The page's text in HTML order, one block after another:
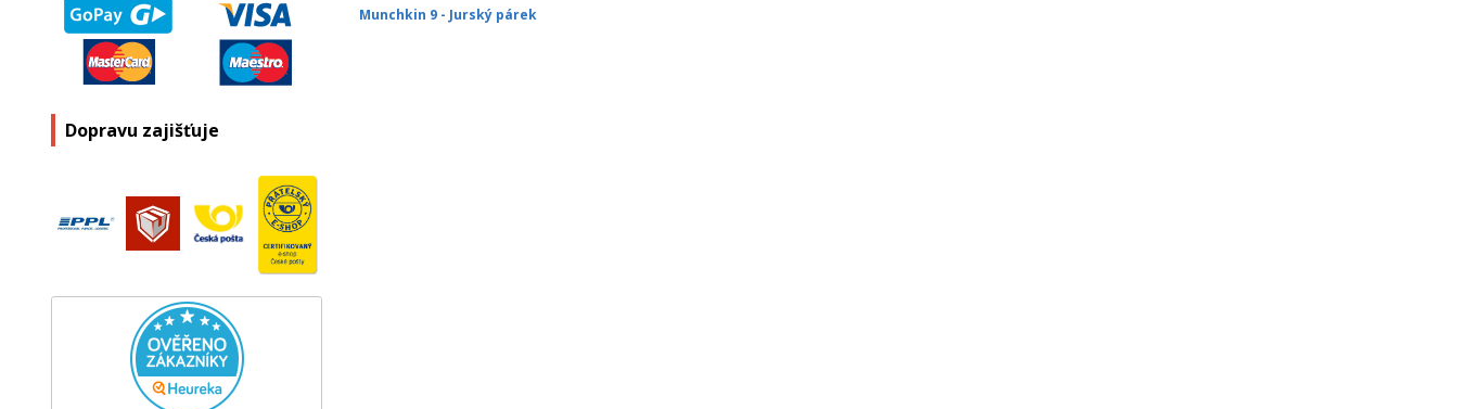
Dopravu zajišťuje
Munchkin 9 - Jurský párek